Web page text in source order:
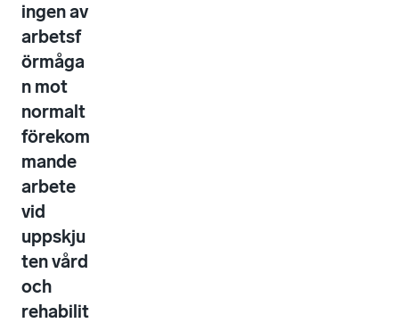
ingen av
arbetsf
örmåga
n mot
normalt
förekom
mande
arbete
vid
uppskju
ten vård
och
rehabilit